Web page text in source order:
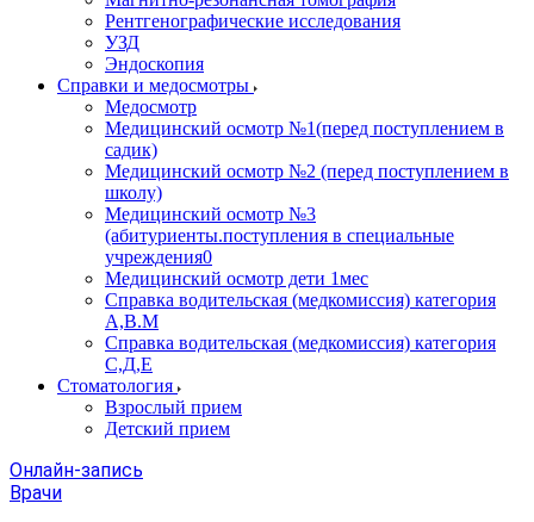
Рентгенографические исследования
УЗД
Эндоскопия
Справки и медосмотры
Медосмотр
Медицинский осмотр №1(перед поступлением в
садик)
Медицинский осмотр №2 (перед поступлением в
школу)
Медицинский осмотр №3
(абитуриенты.поступления в специальные
учреждения0
Медицинский осмотр дети 1мес
Справка водительская (медкомиссия) категория
А,В.М
Справка водительская (медкомиссия) категория
С,Д,Е
Стоматология
Взрослый прием
Детский прием
Онлайн-запись
Врачи